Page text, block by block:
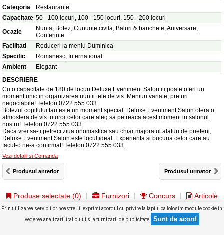
Categoria
Restaurante
Capacitate 50 - 100 locuri, 100 - 150 locuri, 150 - 200 locuri
Ocazie
Nunta, Botez, Cununie civila, Baluri & banchete, Aniversare,
Conferinte
Facilitati
Reduceri la meniu Duminica
Specific
Romanesc, International
Ambient
Elegant
DESCRIERE
Cu o capacitate de 180 de locuri Deluxe Eveniment Salon iti poate oferi un
moment unic in organizarea nuntii tele de vis. Meniuri variate, preturi
negociabile! Telefon 0722 555 033.
Botezul copilului tau este un moment special. Deluxe Eveniment Salon ofera o
atmosfera de vis tuturor celor care aleg sa petreaca acest moment in salonul
nostru! Telefon 0722 555 033.
Daca vrei sa-ti petreci ziua onomastica sau chiar majoratul alaturi de prieteni,
Deluxe Eveniment Salon este locul ideal. Experienta si bucuria celor care au
facut-o ne-a confirmat! Telefon 0722 555 033.
Vezi detalii si Comanda
Produsul anterior Produsul urmator
Prin utilizarea serviciilor noastre, iti exprimi acordul cu privire la faptul ca folosim module cookie in
vederea analizarii traficului si a furnizarii de publicitate.
Produse selectate (0) Furnizori Concurs Articole
VersiuneDESKTOP
Copyright © GHIDUL NUNTII 2026